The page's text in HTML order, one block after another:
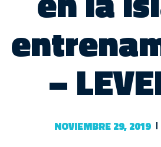
–
NOVIEMBRE 29, 2019